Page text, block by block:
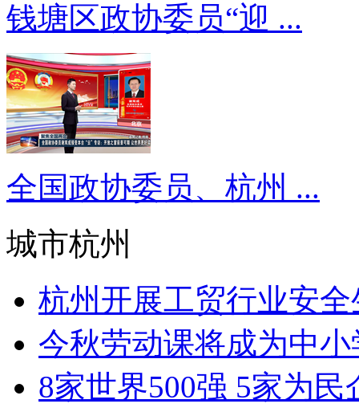
钱塘区政协委员“迎 ...
全国政协委员、杭州 ...
城市杭州
杭州开展工贸行业安
今秋劳动课将成为中
8家世界500强 5家为民